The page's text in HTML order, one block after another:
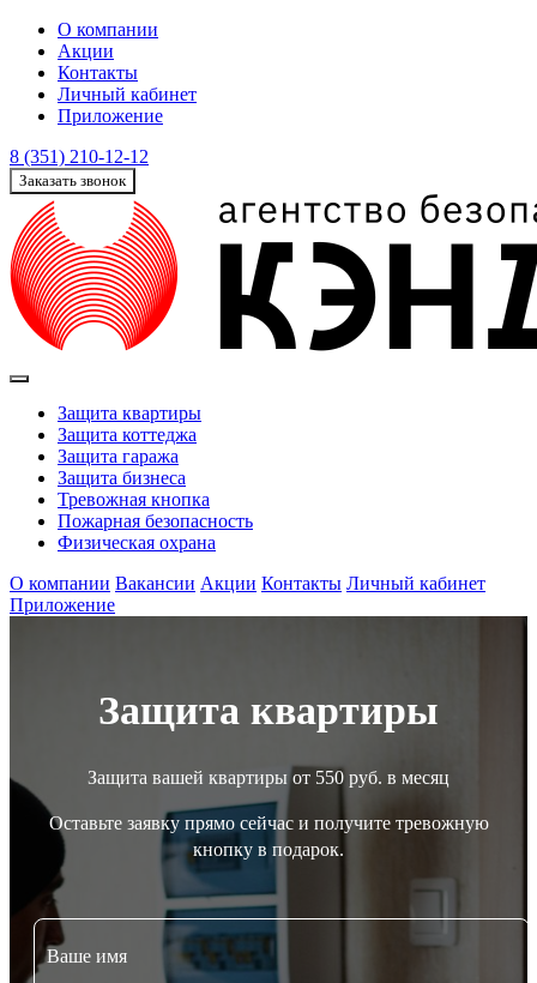
О компании
Акции
Контакты
Личный кабинет
Приложение
8 (351) 210-12-12
Заказать звонок
Защита квартиры
Защита коттеджа
Защита гаража
Защита бизнеса
Тревожная кнопка
Пожарная безопасность
Физическая охрана
О компании Вакансии Акции Контакты Личный кабинет
Приложение
Защита квартиры
Защита вашей квартиры от 550 руб. в месяц
Оставьте заявку прямо сейчас и получите тревожную
кнопку в подарок.